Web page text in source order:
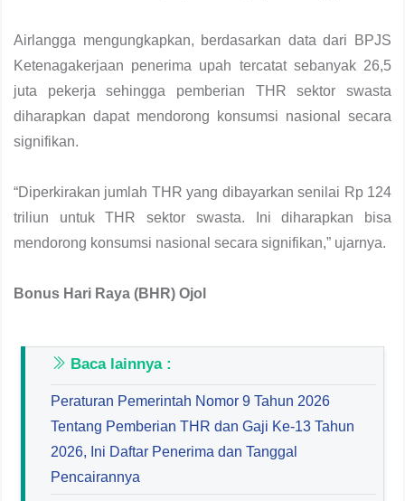
Airlangga mengungkapkan, berdasarkan data dari BPJS
Ketenagakerjaan penerima upah tercatat sebanyak 26,5
juta pekerja sehingga pemberian THR sektor swasta
diharapkan dapat mendorong konsumsi nasional secara
signifikan.
“Diperkirakan jumlah THR yang dibayarkan senilai Rp 124
triliun untuk THR sektor swasta. Ini diharapkan bisa
mendorong konsumsi nasional secara signifikan,” ujarnya.
Bonus Hari Raya (BHR) Ojol
Baca lainnya :
Peraturan Pemerintah Nomor 9 Tahun 2026
Tentang Pemberian THR dan Gaji Ke-13 Tahun
2026, Ini Daftar Penerima dan Tanggal
Pencairannya